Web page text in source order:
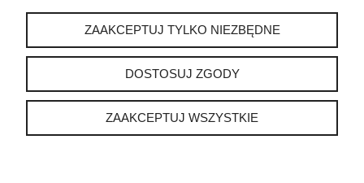
INFORMACJE
O NAS
instagram
ZAAKCEPTUJ TYLKO NIEZBĘDNE
DOSTOSUJ ZGODY
ZAAKCEPTUJ WSZYSTKIE